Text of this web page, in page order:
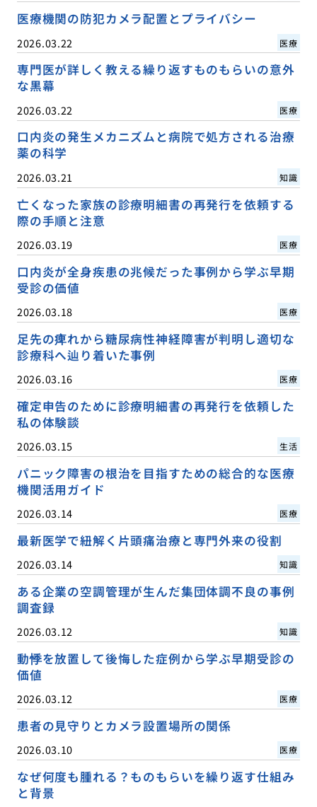
医療機関の防犯カメラ配置とプライバシー
2026.03.22 医療
専門医が詳しく教える繰り返すものもらいの意外
な黒幕
2026.03.22 医療
口内炎の発生メカニズムと病院で処方される治療
薬の科学
2026.03.21 知識
亡くなった家族の診療明細書の再発行を依頼する
際の手順と注意
2026.03.19 医療
口内炎が全身疾患の兆候だった事例から学ぶ早期
受診の価値
2026.03.18 医療
足先の痺れから糖尿病性神経障害が判明し適切な
診療科へ辿り着いた事例
2026.03.16 医療
確定申告のために診療明細書の再発行を依頼した
私の体験談
2026.03.15 生活
パニック障害の根治を目指すための総合的な医療
機関活用ガイド
2026.03.14 医療
最新医学で紐解く片頭痛治療と専門外来の役割
2026.03.14 知識
ある企業の空調管理が生んだ集団体調不良の事例
調査録
2026.03.12 知識
動悸を放置して後悔した症例から学ぶ早期受診の
価値
2026.03.12 医療
患者の見守りとカメラ設置場所の関係
2026.03.10 医療
なぜ何度も腫れる？ものもらいを繰り返す仕組み
と背景